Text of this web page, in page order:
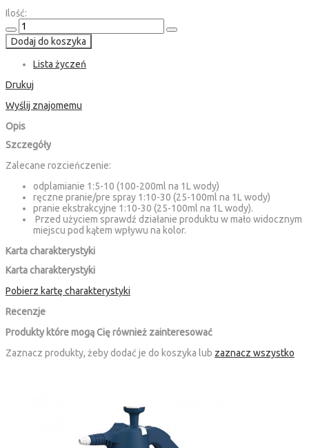
Ilość:
Dodaj do koszyka
Lista życzeń
Drukuj
Wyślij znajomemu
Opis
Szczegóły
Zalecane rozcieńczenie:
odplamianie 1:5-10 (100-200ml na 1L wody)
ręczne pranie/pre spray 1:10-30 (25-100ml na 1L wody)
pranie ekstrakcyjne 1:10-30 (25-100ml na 1L wody).
Przed użyciem sprawdź działanie produktu w mało widocznym
miejscu pod kątem wpływu na kolor.
Karta charakterystyki
Karta charakterystyki
Pobierz kartę charakterystyki
Recenzje
Produkty które mogą Cię również zainteresować
Zaznacz produkty, żeby dodać je do koszyka lub zaznacz wszystko